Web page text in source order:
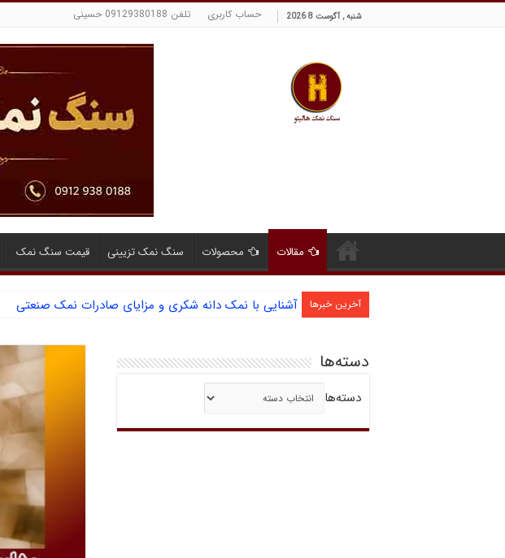
شنبه , آگوست 8 2026 حساب کاربری تلفن 09129380188 حسینی
مقالات محصولات سنگ نمک تزیینی قیمت سنگ نمک
آخرین خبرها آشنایی با نمک دانه شکری و مزایای صادرات نمک صنعتی
دسته‌ها
دسته‌ها